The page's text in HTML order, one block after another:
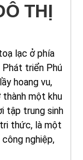
THỊ
lạc ở phía
Phát triển Phú
hoang vu,
một khu
tập trung sinh
thức, là một
nghiệp,